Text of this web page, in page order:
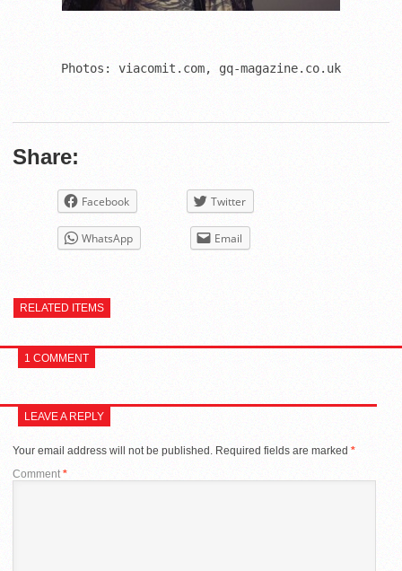
Photos: viacomit.com, gq-magazine.co.uk
Share:
Facebook Twitter
WhatsApp Email
RELATED ITEMS
1 COMMENT
LEAVE A REPLY
Your email address will not be published. Required fields are marked *
Comment*